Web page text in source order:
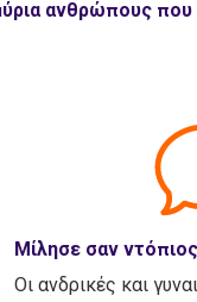
ανθρώπους
Μίλησε σαν ντόπιος
Οι ανδρικές και